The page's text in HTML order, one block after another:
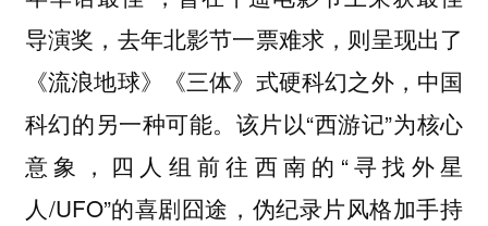
导演奖，去年北影节一票难求， 则呈现出了
《流浪地球》《三体》式硬科幻之外，中国
科幻的另一种可能。 该片以“西游记”为核心
意象，四人组前往西南的“寻找外星
人/UFO”的喜剧囧途，伪纪录片风格加手持